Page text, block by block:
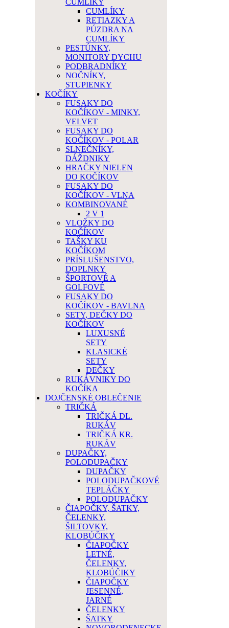
CUMLÍKY
CUMLÍKY
RETIAZKY A
PÚZDRA NA
CUMLÍKY
PESTÚNKY,
MONITORY DYCHU
PODBRADNÍKY
NOČNÍKY,
STUPIENKY
KOČÍKY
FUSAKY DO
KOČÍKOV - MINKY,
VELVET
FUSAKY DO
KOČÍKOV - POLAR
SLNEČNÍKY,
DÁŽDNIKY
HRAČKY NIELEN
DO KOČÍKOV
FUSAKY DO
KOČÍKOV - VLNA
KOMBINOVANÉ
2 V 1
VLOŽKY DO
KOČÍKOV
TAŠKY KU
KOČÍKOM
PRÍSLUŠENSTVO,
DOPLNKY
ŠPORTOVÉ A
GOLFOVÉ
FUSAKY DO
KOČÍKOV - BAVLNA
SETY, DEČKY DO
KOČÍKOV
LUXUSNÉ
SETY
KLASICKÉ
SETY
DEČKY
RUKÁVNIKY DO
KOČÍKA
DOJČENSKÉ OBLEČENIE
TRIČKÁ
TRIČKÁ DL.
RUKÁV
TRIČKÁ KR.
RUKÁV
DUPAČKY,
POLODUPAČKY
DUPAČKY
POLODUPAČKOVÉ
TEPLÁČKY
POLODUPAČKY
ČIAPOČKY, ŠATKY,
ČELENKY,
ŠILTOVKY,
KLOBÚČIKY
ČIAPOČKY
LETNÉ,
ČELENKY,
KLOBÚČIKY
ČIAPOČKY
JESENNÉ,
JARNÉ
ČELENKY
ŠATKY